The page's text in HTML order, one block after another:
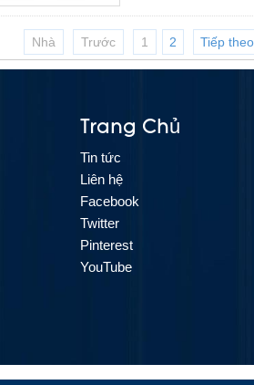
Nhà Trước 1 2 Tiếp theo
Trang Chủ
Tin tức
Liên hệ
Facebook
Twitter
Pinterest
YouTube